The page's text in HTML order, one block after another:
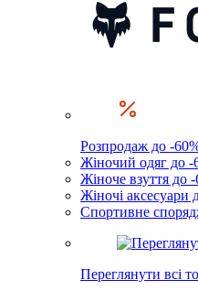
Розпродаж до -
Жіночий одяг до -
Жіноче взуття до
Жіночі аксесуари
Спортивне
Переглянути всі